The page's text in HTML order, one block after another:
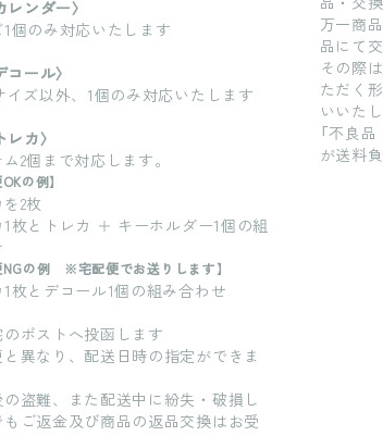
レンダー〉
個のみ対応いたします
コール〉
イズ以外、1個のみ対応いたします
レカ〉
2個まで対応します。
の例】
2枚
1枚とトレカ ＋ キーホルダー1個の組
NGの例 ※宅配便でお送りします】
1枚とデコール1個の組み合わせ
のポストへ投函します
と異なり、配送日時の指定ができま
の盗難、また配送中に紛失・破損し
ご返金及び商品の返品交換はお受
万一商
品にて
その際
ただく
いいたし
「不良
が送料